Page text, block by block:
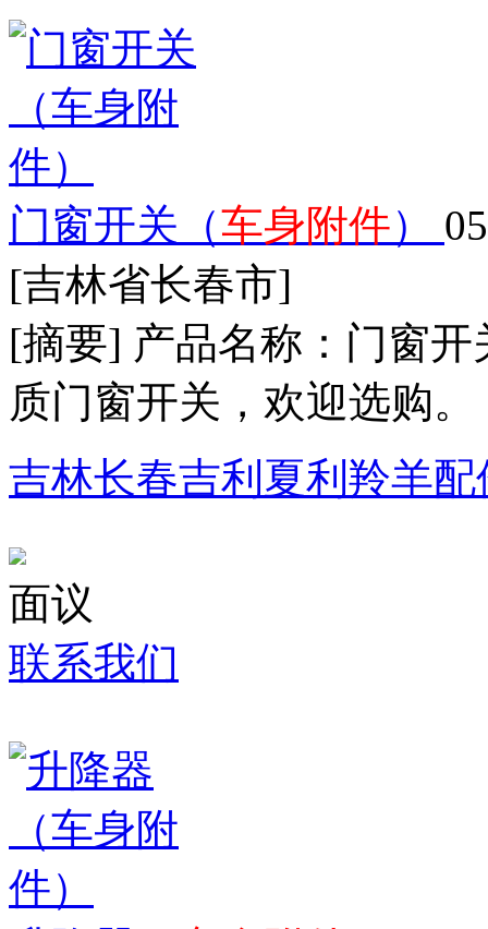
门窗开关（车身附件）
[吉林省长春市]
[摘要] 产品名称：门
质门窗开关，欢迎选购
吉林长春吉利夏利羚羊
面议
联系我们